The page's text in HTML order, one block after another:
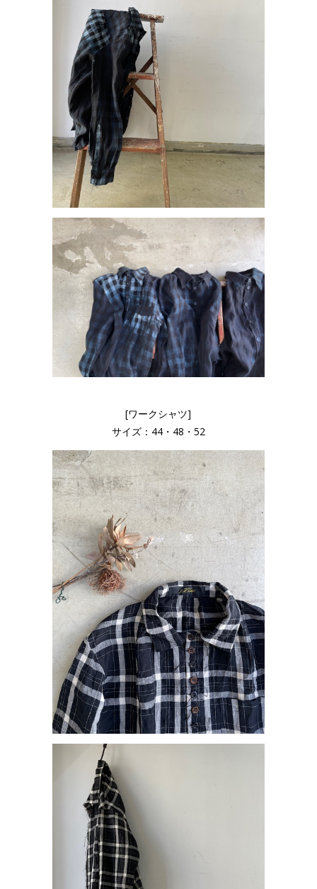
[ワークシャツ]
サイズ：44・48・52